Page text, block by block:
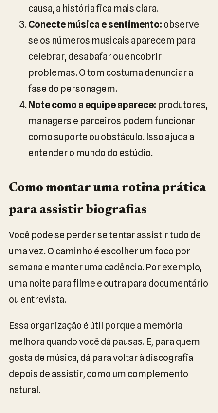
causa, a história fica mais clara.
Conecte música e sentimento: observe
se os números musicais aparecem para
celebrar, desabafar ou encobrir
problemas. O tom costuma denunciar a
fase do personagem.
Note como a equipe aparece: produtores,
managers e parceiros podem funcionar
como suporte ou obstáculo. Isso ajuda a
entender o mundo do estúdio.
Como montar uma rotina prática
para assistir biografias
Você pode se perder se tentar assistir tudo de
uma vez. O caminho é escolher um foco por
semana e manter uma cadência. Por exemplo,
uma noite para filme e outra para documentário
ou entrevista.
Essa organização é útil porque a memória
melhora quando você dá pausas. E, para quem
gosta de música, dá para voltar à discografia
depois de assistir, como um complemento
natural.